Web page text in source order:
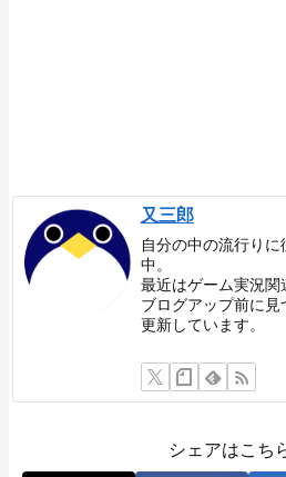
又三郎
自分の中の流行り
中。
最近はゲーム実況関
ブログアップ前に
更新しています。
シェアはこち